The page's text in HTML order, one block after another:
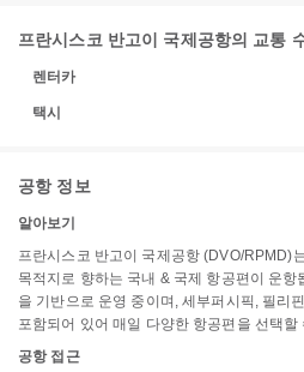
프란시스코 반고이 국제공항의 교통
렌터카
택시
공항 정보
알아보기
프란시스코 반고이 국제공항 (DVO/RPMD)
목적지로 향하는 국내 & 국제 항공편이 운
을 기반으로 운영 중이며, 세부퍼시픽, 필리
포함되어 있어 매일 다양한 항공편을 선택할
공항 접근